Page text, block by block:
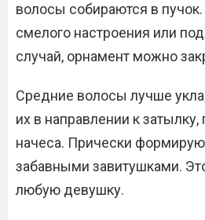
волосы собираются в пучок.
смелого настроения или
случай, орнамент можно
Средние волосы лучше
их в направлении к
начеса. Прически
забавными завитушками.
любую девушку.